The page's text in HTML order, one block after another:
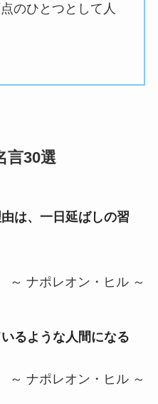
のひとつとして人
言30選
は、一日延ばしの習
～ ナポレオン・ヒル ～
るような人間になる
～ ナポレオン・ヒル ～